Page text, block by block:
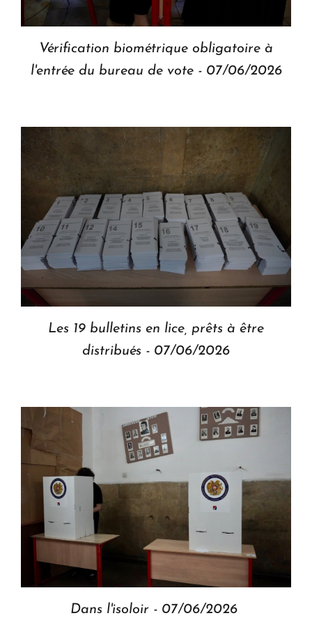
Vérification biométrique obligatoire à
l'entrée du bureau de vote - 07/06/2026
Les 19 bulletins en lice, prêts à être
distribués - 07/06/2026
Dans l'isoloir - 07/06/2026